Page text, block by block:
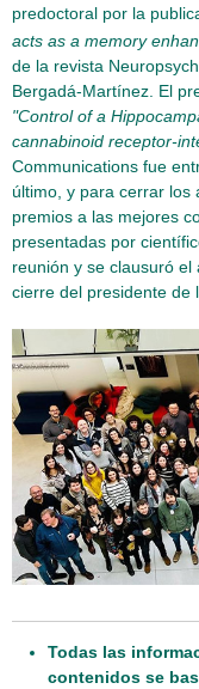
predoctoral por la
acts as a memory
de la revista
Bergadá-Martínez. El
"Control of a
cannabinoid receptor-
Communications fue
último, y para cerrar los
premios a las mejores
presentadas por
reunión y se clausuró
cierre del presidente de
Todas las
contenidos se